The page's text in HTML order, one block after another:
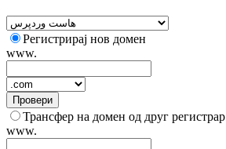
Регистрирај нов домен
www.
Провери
Трансфер на домен од друг регистрар
www.